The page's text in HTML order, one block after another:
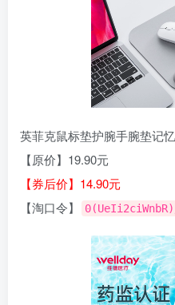
英菲克鼠标垫护腕手腕垫记
【原价】19.90元
【券后价】14.90元
【淘口令】